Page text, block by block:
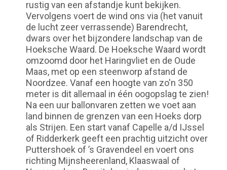
rustig van een afstandje kunt bekijken.
Vervolgens voert de wind ons via (het vanuit
de lucht zeer verrassende) Barendrecht,
dwars over het bijzondere landschap van de
Hoeksche Waard. De Hoeksche Waard wordt
omzoomd door het Haringvliet en de Oude
Maas, met op een steenworp afstand de
Noordzee. Vanaf een hoogte van zo'n 350
meter is dit allemaal in één oogopslag te zien!
Na een uur ballonvaren zetten we voet aan
land binnen de grenzen van een Hoeks dorp
als Strijen. Een start vanaf Capelle a/d IJssel
of Ridderkerk geeft een prachtig uitzicht over
Puttershoek of ’s Gravendeel en voert ons
richting Mijnsheerenland, Klaaswaal of